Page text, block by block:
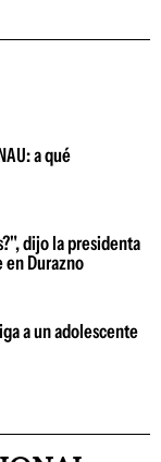
a qué
dijo la presidenta
en Durazno
a un adolescente